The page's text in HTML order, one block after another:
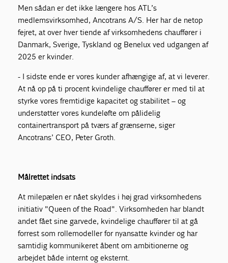
Men sådan er det ikke længere hos ATL’s
medlemsvirksomhed, Ancotrans A/S. Her har de netop
fejret, at over hver tiende af virksomhedens chauffører i
Danmark, Sverige, Tyskland og Benelux ved udgangen af
2025 er kvinder.
- I sidste ende er vores kunder afhængige af, at vi leverer.
At nå op på ti procent kvindelige chauffører er med til at
styrke vores fremtidige kapacitet og stabilitet – og
understøtter vores kundeløfte om pålidelig
containertransport på tværs af grænserne, siger
Ancotrans’ CEO, Peter Groth.
Målrettet indsats
At milepælen er nået skyldes i høj grad virksomhedens
initiativ "Queen of the Road". Virksomheden har blandt
andet fået sine garvede, kvindelige chauffører til at gå
forrest som rollemodeller for nyansatte kvinder og har
samtidig kommunikeret åbent om ambitionerne og
arbejdet både internt og eksternt.